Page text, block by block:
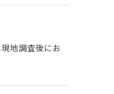
地調査後にお